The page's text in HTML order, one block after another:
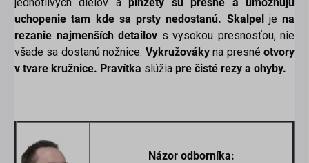
uchopenie tam kde sa prsty nedostanú. Skalpel je na
rezanie najmenších detailov s vysokou presnosťou, nie
všade sa dostanú nožnice. Vykružovákyna presnéotvory
v tvare kružnice. Pravítka slúžia pre čisté rezy a ohyby.
Názor odborníka: